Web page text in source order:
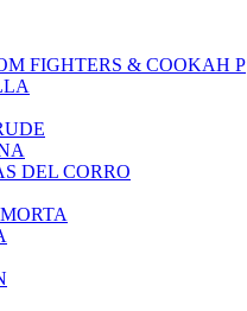
FIGHTERS & COOKAH P
DEL CORRO